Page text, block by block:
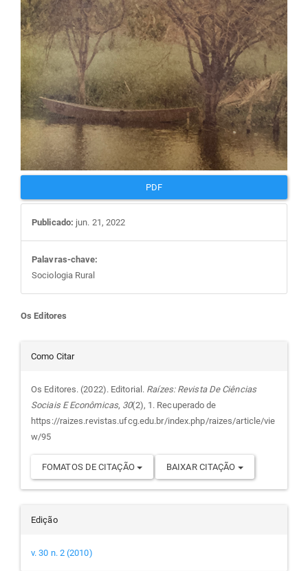
PDF
Publicado: jun. 21, 2022
Palavras-chave:
Sociologia Rural
Conteúdo
do
artigo
principal
Os Editores
Detalhes
do
artigo
Como Citar
Os Editores. (2022). Editorial. Raízes: Revista De Ciências
Sociais E Econômicas, 30(2), 1. Recuperado de
https://raizes.revistas.ufcg.edu.br/index.php/raizes/article/vie
w/95
FOMATOS DE CITAÇÃO BAIXAR CITAÇÃO
Edição
v. 30 n. 2 (2010)